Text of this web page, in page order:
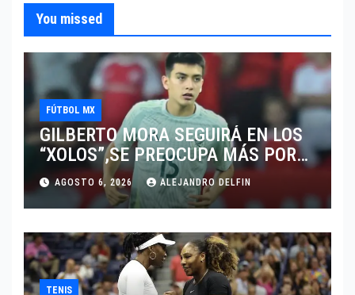
You missed
FÚTBOL MX
GILBERTO MORA SEGUIRÁ EN LOS
“XOLOS”,SE PREOCUPA MÁS POR
JUGAR EN SU EQUIPO.
AGOSTO 6, 2026 ALEJANDRO DELFIN
TENIS